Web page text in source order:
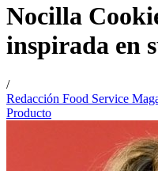
Nocilla
inspirada en
/
Redacción Food Service
Producto